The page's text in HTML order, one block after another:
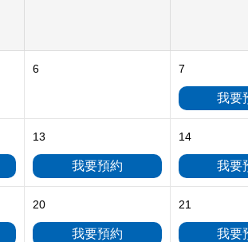
6 7
我要
13 14
我要預約 我要
20 21
我要預約 我要